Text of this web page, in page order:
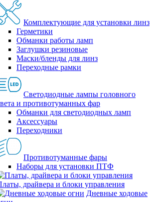
Комплектующие для установки линз
Герметики
Обманки работы ламп
Заглушки резиновые
Маски/бленды для линз
Переходные рамки
Светодиодные лампы головного
и противотуманных фар
Обманки для светодиодных ламп
Аксессуары
Переходники
Противотуманные фары
Наборы для установки ПТФ
драйвера и блоки управления
Дневные ходовые